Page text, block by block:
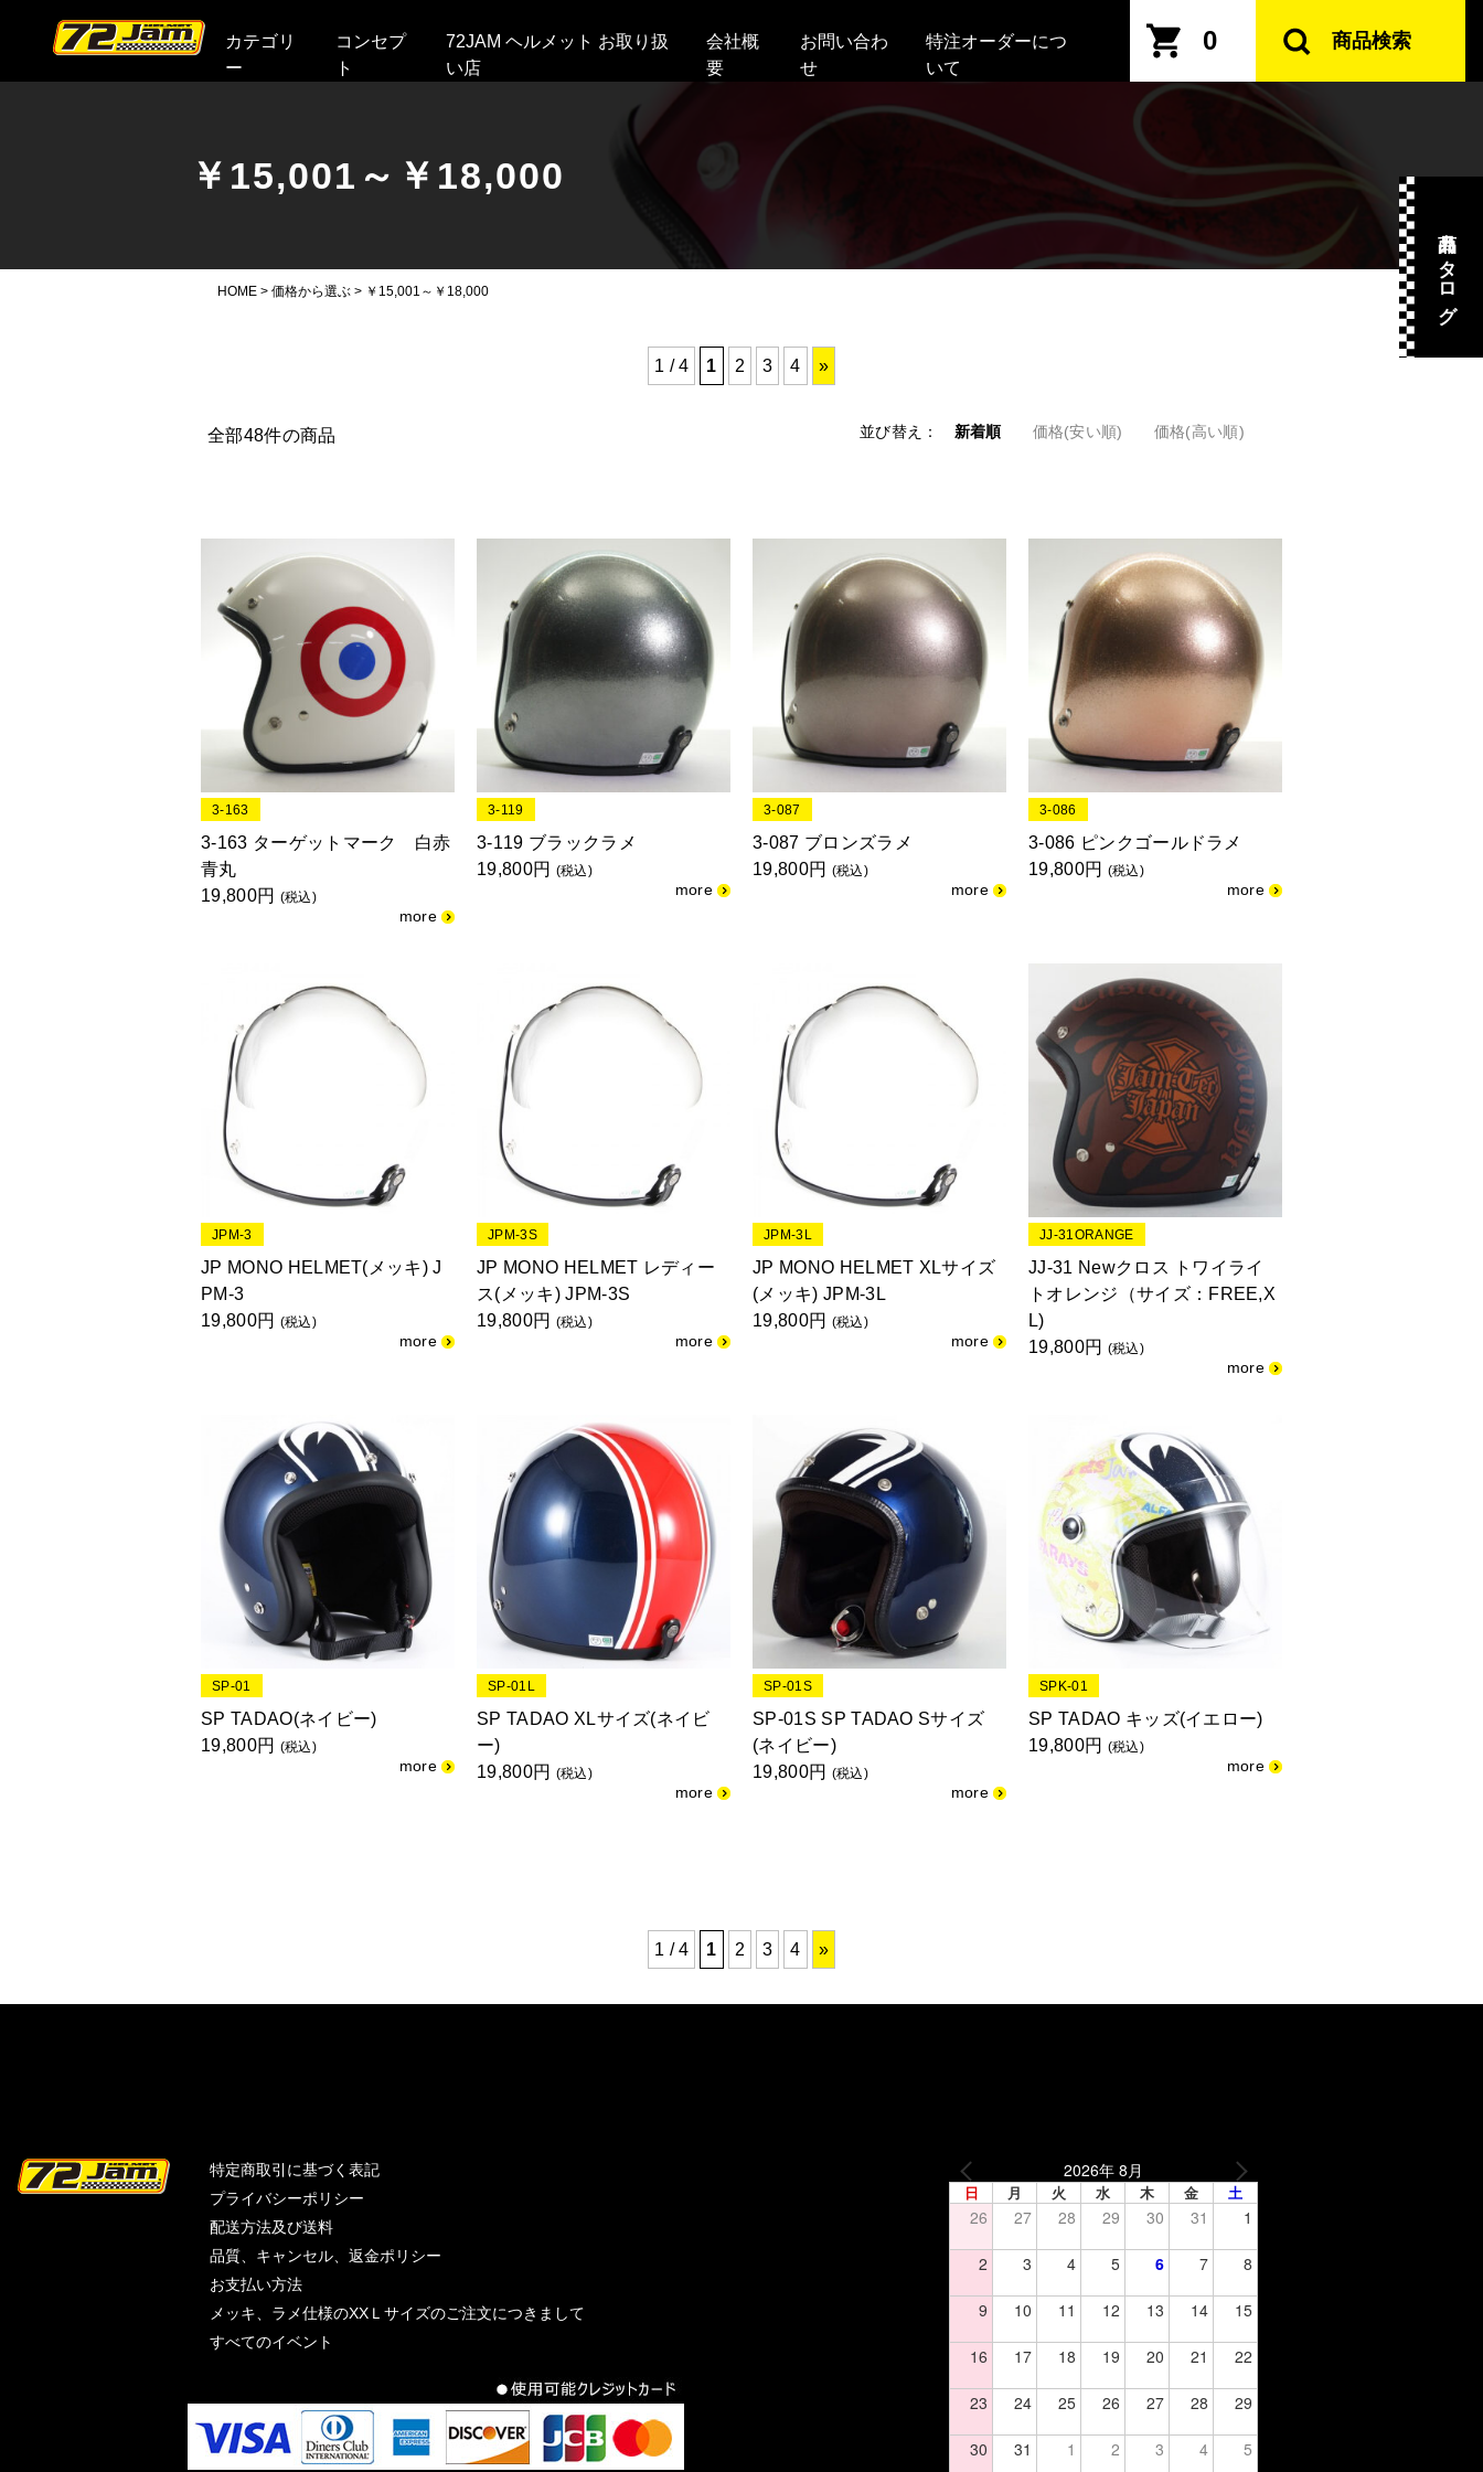
カテゴリ
ー
コンセプ
ト
72JAM ヘルメット お取り扱
い店
会社概
要
お問い合わ
せ
特注オーダーにつ
いて
0 商品検索
￥15,001～￥18,000
HOME > 価格から選ぶ > ￥15,001～￥18,000
1 / 4 1 2 3 4 »
全部48件の商品 並び替え： 新着順 価格(安い順) 価格(高い順)
3-163
3-163 ターゲットマーク 白赤
青丸
19,800円 (税込)
3-119
3-119 ブラックラメ
19,800円 (税込)
3-087
3-087 ブロンズラメ
19,800円 (税込)
3-086
3-086 ピンクゴールドラメ
19,800円 (税込)
JPM-3
JP MONO HELMET(メッキ) J
PM-3
19,800円 (税込)
JPM-3S
JP MONO HELMET レディー
ス(メッキ) JPM-3S
19,800円 (税込)
JPM-3L
JP MONO HELMET XLサイズ
(メッキ) JPM-3L
19,800円 (税込)
JJ-31ORANGE
JJ-31 Newクロス トワイライ
トオレンジ（サイズ：FREE,X
L)
19,800円 (税込)
SP-01
SP TADAO(ネイビー)
19,800円 (税込)
SP-01L
SP TADAO XLサイズ(ネイビ
ー)
19,800円 (税込)
SP-01S
SP-01S SP TADAO Sサイズ
(ネイビー)
19,800円 (税込)
SPK-01
SP TADAO キッズ(イエロー)
19,800円 (税込)
1 / 4 1 2 3 4 »
商品カタログ
特定商取引に基づく表記
プライバシーポリシー
配送方法及び送料
品質、キャンセル、返金ポリシー
お支払い方法
メッキ、ラメ仕様のXXＬサイズのご注文につきまして
すべてのイベント
2026年 8月
日 月 火 水 木 金 土
26 27 28 29 30 31 1
2 3 4 5 6 7 8
9 10 11 12 13 14 15
16 17 18 19 20 21 22
23 24 25 26 27 28 29
30 31 1 2 3 4 5